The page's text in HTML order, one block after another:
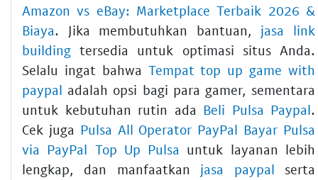
Amazon vs eBay: Marketplace Terbaik 2026 &
Biaya. Jika membutuhkan bantuan, jasa link
building tersedia untuk optimasi situs Anda.
Selalu ingat bahwa Tempat top up game with
paypal adalah opsi bagi para gamer, sementara
untuk kebutuhan rutin ada Beli Pulsa Paypal.
Cek juga Pulsa All Operator PayPal Bayar Pulsa
via PayPal Top Up Pulsa untuk layanan lebih
lengkap, dan manfaatkan jasa paypal serta